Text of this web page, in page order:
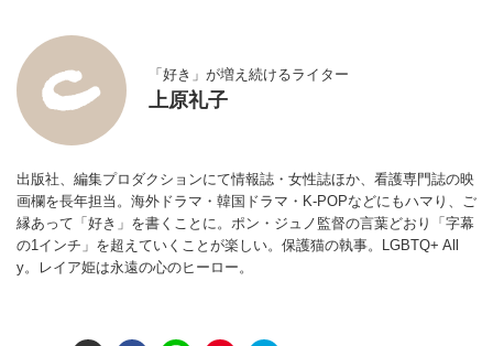
「好き」が増え続けるライター
上原礼子
出版社、編集プロダクションにて情報誌・女性誌ほか、看護専門誌の映
画欄を長年担当。海外ドラマ・韓国ドラマ・K-POPなどにもハマり、ご
縁あって「好き」を書くことに。ポン・ジュノ監督の言葉どおり「字幕
の1インチ」を超えていくことが楽しい。保護猫の執事。LGBTQ+ All
y。レイア姫は永遠の心のヒーロー。